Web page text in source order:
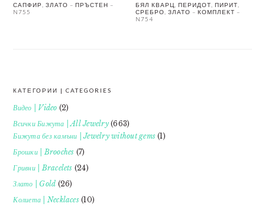
САПФИР, ЗЛАТО – ПРЪСТЕН –
N755
БЯЛ КВАРЦ, ПЕРИДОТ, ПИРИТ,
СРЕБРО, ЗЛАТО – КОМПЛЕКТ –
N754
FOOTER
КАТЕГОРИИ | CATEGORIES
Видео | Video (2)
Всички Бижута | All Jewelry(663)
Бижута без камъни | Jewelry without gems (1)
Брошки | Brooches (7)
Гривни | Bracelets (24)
Злато | Gold (26)
Колиета | Necklaces(10)